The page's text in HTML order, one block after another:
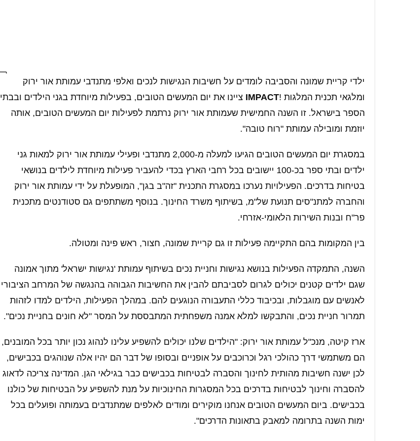
ילדי קריית שמונה והסביבה לומדים על חשיבות הנגישות לנכים ואלפי מתנדבי עמותת אור ירוק
ומלגאי תכנית המלגות !IMPACT ציינו את יום המעשים הטובים, בפעילות מיוחדת בגני הילדים ובבתי
הספר בישראל. זו השנה החמישית שעמותת אור ירוק נרתמת לפעילות יום המעשים הטובים, אותה
יוזמת ומובילה עמותת "רוח טובה".
במסגרת יום המעשים הטובים הגיעו למעלה מ-2,000 מתנדבי ופעילי עמותת אור ירוק למאות גני
ילדים ובתי ספר בכ-100 יישובים בכל רחבי הארץ בכדי להעביר פעילות מיוחדת לילדים בנושאי
בטיחות בדרכים. הפעילויות נערכו במסגרת התכנית "זה"ב בגן", המופעלת על ידי עמותת אור ירוק
והחברה למתנ"סים תנועת של"מ, בשיתוף משרד החינוך. בנוסף משתתפים גם סטודנטים מתכנית
פר"ח ובנות השירות הלאומי-אזרחי.
בין המקומות בהם התקיימה פעילות זו גם קריית שמונה, חצור, ראש פינה ומטולה.
השנה, התמקדה הפעילות בנושא נגישות וחניית נכים בשיתוף עמותת 'נגישות ישראל' מתוך אמונה
שגם ילדים קטנים יכולים לגרום לסביבתם להבין את החשיבות הגבוהה בהנגשה של המרחב הציבורי
לאנשים עם מוגבלות, ובכיבוד כללי התעבורה הנוגעים להם. במהלך הפעילות, הילדים למדו לזהות
תמרור חניית נכים, והתבקשו למלא אמנה משפחתית המתבססת על המסר "לא חונים בחניית נכים".
ארז קיטה, מנכ"ל עמותת אור ירוק: "הילדים שלנו יכולים להשפיע עלינו לנהוג נכון יותר בכל המובנים,
הם משתמשי דרך כהולכי רגל וכרוכבים על אופניים ובסופו של דבר הם יהיו אלה שנוהגים בכבישים,
לכן ישנה חשיבות מהותית לחינוך והסברה לבטיחות בכבישים כבר בגילאי הגן. המדינה צריכה לדאוג
להסברה וחינוך לבטיחות בדרכים בכל המסגרות החינוכיות על מנת להשפיע על הבטיחות של כולנו
בכבישים. ביום המעשים הטובים אנחנו מוקירים ומודים לאלפים שמתנדבים בעמותה ופועלים בכל
ימות השנה בתרומה למאבק בתאונות הדרכים".